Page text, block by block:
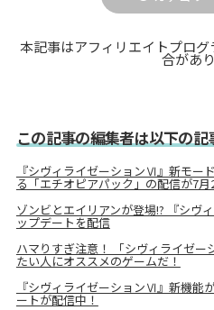
本記事はアフィリエイトプロ
合があ
この記事の編集者は以下の
『シヴィライゼーションⅥ』新モー
る「エチオピアパック」の配信が7
ゾンビとエイリアンが登場!? 『シヴ
ップデートを配信
ハマりすぎ注意！ 「シヴィライゼー
たい人にオススメのゲームだ！
『シヴィライゼーションⅥ』新機能
ートが配信中！